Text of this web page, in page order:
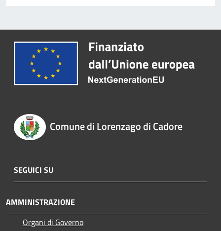
Comune di Lorenzago di Cadore
SEGUICI SU
AMMINISTRAZIONE
Organi di Governo